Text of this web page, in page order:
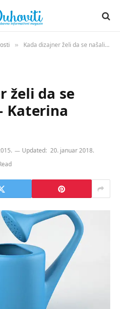
» Kada dizajner želi da se našali malo – Katerina Kamprani
želi da se
Katerina
Updated: 20. januar 2018.